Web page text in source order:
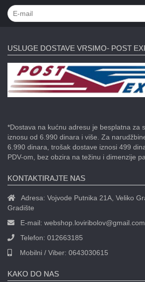
USLUGE DOSTAVE VRSIMO- POST
*Dostava na kućnu adresu je besplatna za
iznosu od 6.990 dinara i više. Za
6.990 dinara, trošak dostave iznosi 499
PDV-om, bez obzira na težinu i dimenzije
KONTAKTIRAJTE NAS
Adresa: Vojvode Putnika 21A, Veliko
Gradište
E-mail: webshop.loviribolov@gmail.com
Telefon: 012663185
Mobilni / Viber: 0643030615
KAKO DO NAS